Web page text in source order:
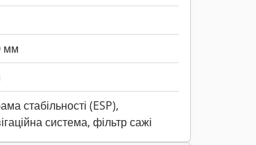
мм
стабільності (ESP),
система, фільтр сажі